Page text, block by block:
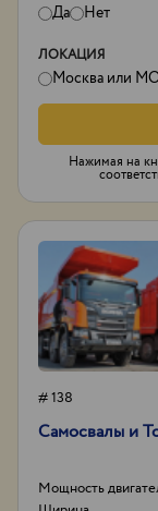
Да Нет
ЛОКАЦИЯ
Москва или
Нажимая на
# 138
Самосвалы и
Мощность